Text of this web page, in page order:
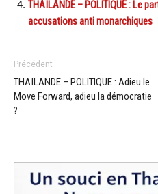
THAÏLANDE – POLITIQUE : Le
accusations anti monarchiques
Précédent
THAÏLANDE – POLITIQUE : Adieu le
Move Forward, adieu la démocratie
?